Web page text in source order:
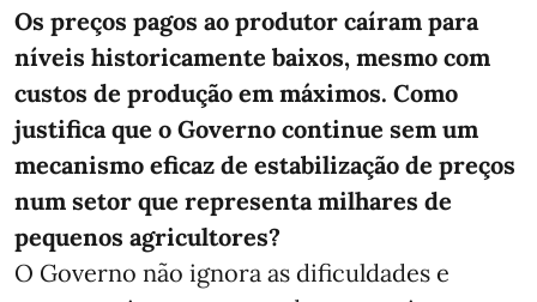
Os preços pagos ao produtor caíram para
níveis historicamente baixos, mesmo com
custos de produção em máximos. Como
justifica que o Governo continue sem um
mecanismo eficaz de estabilização de preços
num setor que representa milhares de
pequenos agricultores?
O Governo não ignora as dificuldades e